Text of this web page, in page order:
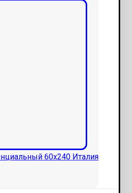
60х240 Италия